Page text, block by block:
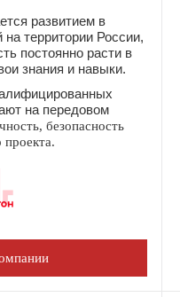
развитием в
территории России,
постоянно расти в
знания и навыки.
на передовом
безопасность
проекта.